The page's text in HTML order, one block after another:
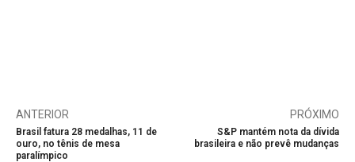
ANTERIOR
Brasil fatura 28 medalhas, 11 de
ouro, no tênis de mesa
paralímpico
PRÓXIMO
S&P mantém nota da dívida
brasileira e não prevê mudanças